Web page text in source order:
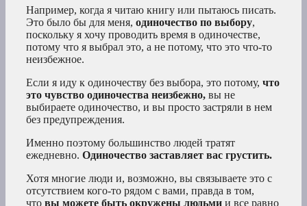
Например, когда я читаю книгу или пытаюсь писать.
Это было бы для меня, одиночество по выбору,
поскольку я хочу проводить время в одиночестве,
потому что я выбрал это, а не потому, что это что-то
неизбежное.
Если я иду к одиночеству без выбора, это потому, что
это чувство одиночества неизбежно, вы не
выбираете одиночество, и вы просто застряли в нем
без предупреждения.
Именно поэтому большинство людей тратят
ежедневно. Одиночество заставляет вас грустить.
Хотя многие люди и, возможно, вы связываете это с
отсутствием кого-то рядом с вами, правда в том,
что вы можете быть окружены людьми и все равно